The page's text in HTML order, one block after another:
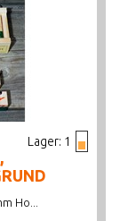
Lager: 1
Ho...